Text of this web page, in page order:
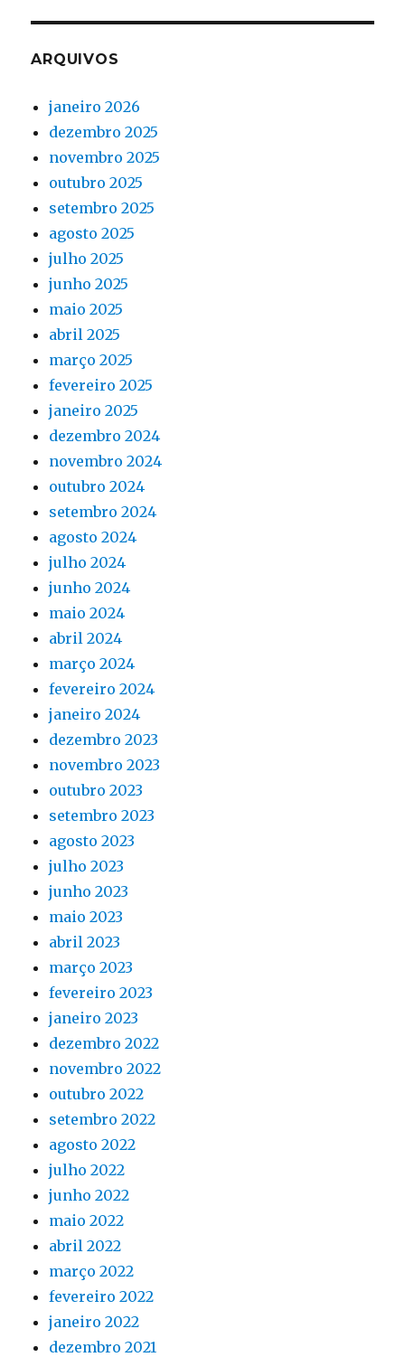
ARQUIVOS
janeiro 2026
dezembro 2025
novembro 2025
outubro 2025
setembro 2025
agosto 2025
julho 2025
junho 2025
maio 2025
abril 2025
março 2025
fevereiro 2025
janeiro 2025
dezembro 2024
novembro 2024
outubro 2024
setembro 2024
agosto 2024
julho 2024
junho 2024
maio 2024
abril 2024
março 2024
fevereiro 2024
janeiro 2024
dezembro 2023
novembro 2023
outubro 2023
setembro 2023
agosto 2023
julho 2023
junho 2023
maio 2023
abril 2023
março 2023
fevereiro 2023
janeiro 2023
dezembro 2022
novembro 2022
outubro 2022
setembro 2022
agosto 2022
julho 2022
junho 2022
maio 2022
abril 2022
março 2022
fevereiro 2022
janeiro 2022
dezembro 2021